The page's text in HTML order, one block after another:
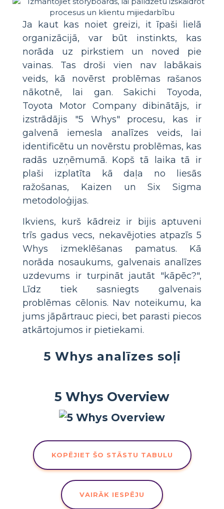
Ja kaut kas noiet greizi, it īpaši lielā
organizācijā, var būt instinkts, kas
norāda uz pirkstiem un noved pie
vainas. Tas droši vien nav labākais
veids, kā novērst problēmas rašanos
nākotnē, lai gan. Sakichi Toyoda,
Toyota Motor Company dibinātājs, ir
izstrādājis "5 Whys" procesu, kas ir
galvenā iemesla analīzes veids, lai
identificētu un novērstu problēmas, kas
radās uzņēmumā. Kopš tā laika tā ir
plaši izplatīta kā daļa no liesās
ražošanas, Kaizen un Six Sigma
metodoloģijas.
Ikviens, kurš kādreiz ir bijis aptuveni
trīs gadus vecs, nekavējoties atpazīs 5
Whys izmeklēšanas pamatus. Kā
norāda nosaukums, galvenais analīzes
uzdevums ir turpināt jautāt "kāpēc?",
Līdz tiek sasniegts galvenais
problēmas cēlonis. Nav noteikumu, ka
jums jāpārtrauc pieci, bet parasti piecos
atkārtojumos ir pietiekami.
5 Whys analīzes soļi
5 Whys Overview
KOPĒJIET ŠO STĀSTU TABULU
VAIRĀK IESPĒJU